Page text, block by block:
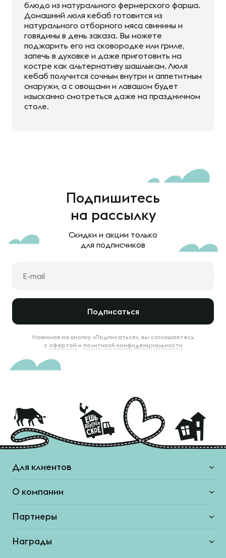
блюдо из натурального фермерского фарша.
Домашний люля кебаб готовится из
натурального отборного мяса свинины и
говядины в день заказа. Вы можете
поджарить его на сковородке или гриле,
запечь в духовке и даже приготовить на
костре как альтернативу шашлыкам. Люля
кебаб получится сочным внутри и аппетитным
снаружи, а с овощами и лавашом будет
изысканно смотреться даже на праздничном
столе.
Подпишитесь
на рассылку
Скидки и акции только
для подписчиков
Подписаться
Нажимая на кнопку «Подписаться», вы соглашаетесь
с офертой и политикой конфиденциальности
Для клиентов
О компании
Партнеры
Награды